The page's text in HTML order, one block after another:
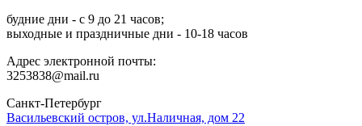
будние дни - с 9 до 21 часов;
выходные и праздничные дни - 10-18 часов
Адрес электронной почты:
3253838@mail.ru
Cанкт-Петербург
Васильевский остров, ул.Наличная, дом 22